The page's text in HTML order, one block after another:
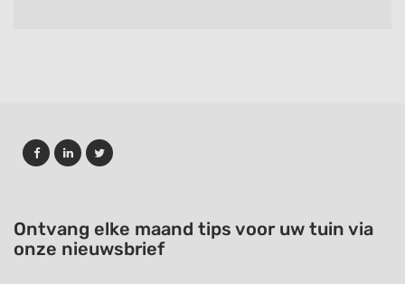
Ontvang elke maand tips voor uw tuin via
onze nieuwsbrief